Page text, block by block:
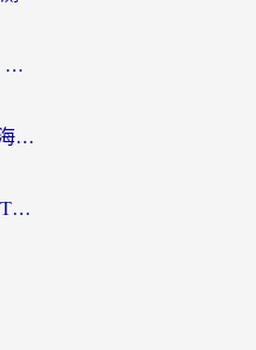
云极和Unblock Youku好用吗？海外党亲测+2026回国加速器避坑指南
ChickCN和海外回国好用吗？海外党2026亲测：从手游到影音，选对加速器的3个关键
海外党必看：雷神手游和快帆TV版好用吗？3步选对回国加速器不踩坑